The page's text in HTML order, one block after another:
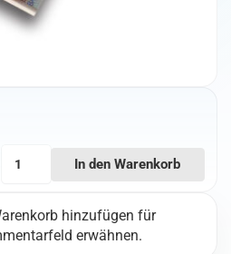
Menge
In den Warenkorb
hinzufügen für
erwähnen.